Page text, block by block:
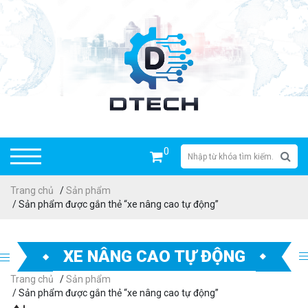
0
Trang chủ /Sản phẩm
/ Sản phẩm được gắn thẻ “xe nâng cao tự động”
XE NÂNG CAO TỰ ĐỘNG
Trang chủ /Sản phẩm
/ Sản phẩm được gắn thẻ “xe nâng cao tự động”